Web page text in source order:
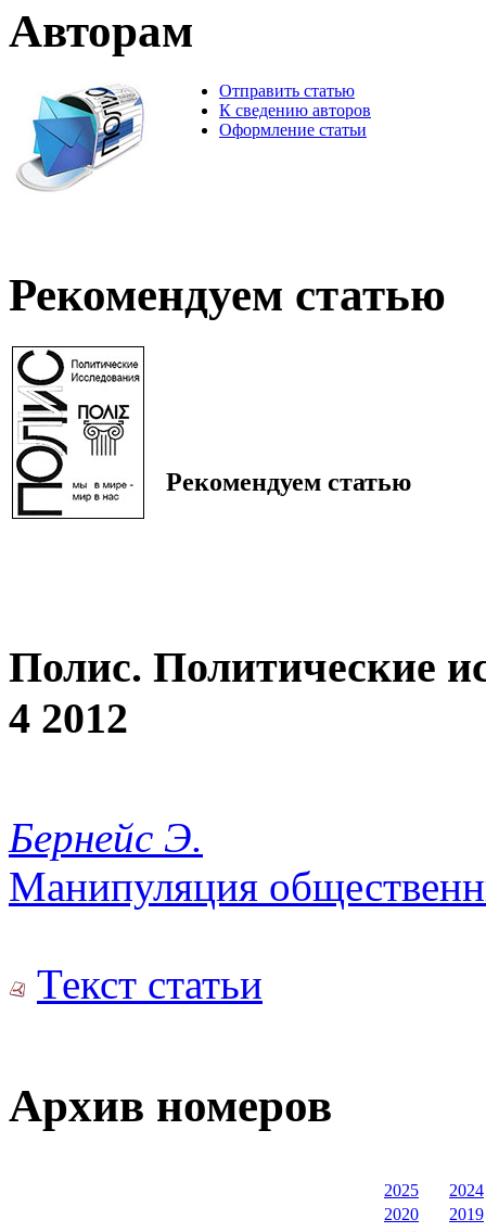
Авторам
Отправить статью
К сведению авторов
Оформление статьи
Рекомендуем статью
Рекомендуем статью
Полис. Политические
4 2012
Бернейс Э.
Манипуляция
Текст статьи
Архив номеров
2025
2024
2020
2019